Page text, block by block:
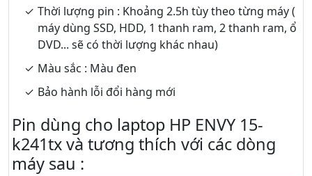
Thời lượng pin : Khoảng 2.5h tùy theo từng máy (
máy dùng SSD, HDD, 1 thanh ram, 2 thanh ram, ổ
DVD... sẽ có thời lượng khác nhau)
Màu sắc : Màu đen
Bảo hành lỗi đổi hàng mới
Pin dùng cho laptop HP ENVY 15-
k241tx và tương thích với các dòng
máy sau :